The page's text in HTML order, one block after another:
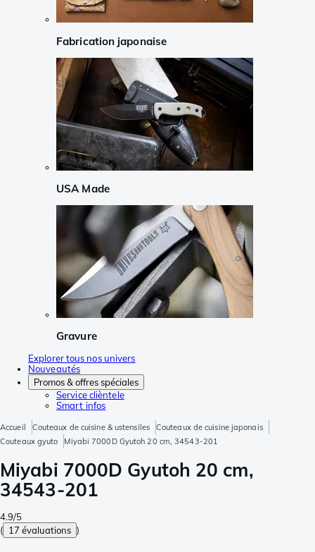
Fabrication japonaise
USA Made
Gravure
Explorer tous nos univers
Nouveautés
Promos & offres spéciales
Service clièntele
Smart infos
Accueil Couteaux de cuisine & ustensiles
Couteaux de cuisine japonais
Couteaux gyuto
Miyabi 7000D Gyutoh 20 cm, 34543-201
Miyabi 7000D Gyutoh 20 cm,
34543-201
4.9/5
( 17 évaluations )